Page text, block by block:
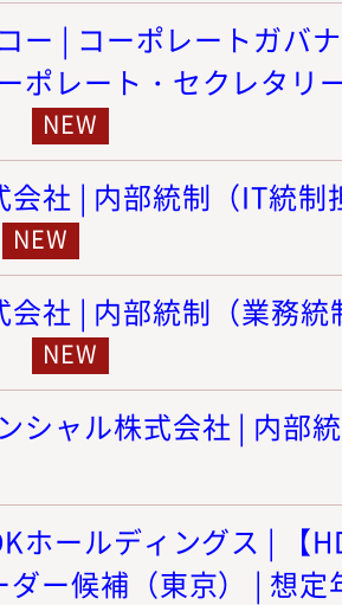
ー | コーポレートガバ
ポレート・セクレタリ
社 | 内部統制（IT統制
社 | 内部統制（業務
シャル株式会社 | 内部
ホールディングス | 【
ダー候補（東京） | 想